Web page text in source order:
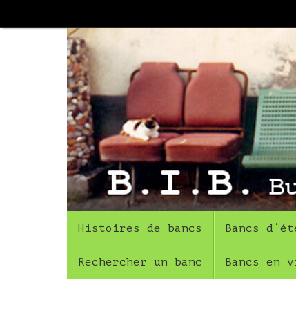
au
Histoires de bancs Bancs
Rechercher un banc Bancs en